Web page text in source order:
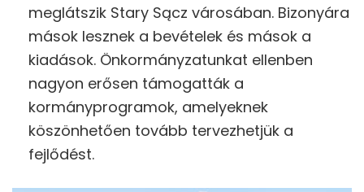
meglátszik Stary Sącz városában. Bizonyára
mások lesznek a bevételek és mások a
kiadások. Önkormányzatunkat ellenben
nagyon erősen támogatták a
kormányprogramok, amelyeknek
köszönhetően tovább tervezhetjük a
fejlődést.